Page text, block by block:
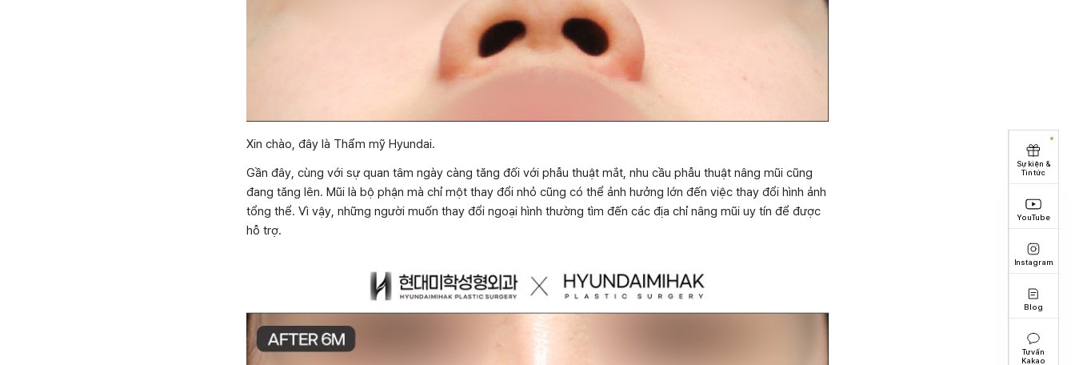
Xin chào, đây là Thẩm mỹ Hyundai.
Gần đây, cùng với sự quan tâm ngày càng tăng đối với phẫu thuật mắt, nhu cầu phẫu thuật nâng mũi cũng
đang tăng lên. Mũi là bộ phận mà chỉ một thay đổi nhỏ cũng có thể ảnh hưởng lớn đến việc thay đổi hình ảnh
tổng thể. Vì vậy, những người muốn thay đổi ngoại hình thường tìm đến các địa chỉ nâng mũi uy tín để được
hỗ trợ.
Sự kiện &
Tin tức
YouTube
Instagram
Blog
Tư vấn
Kakao